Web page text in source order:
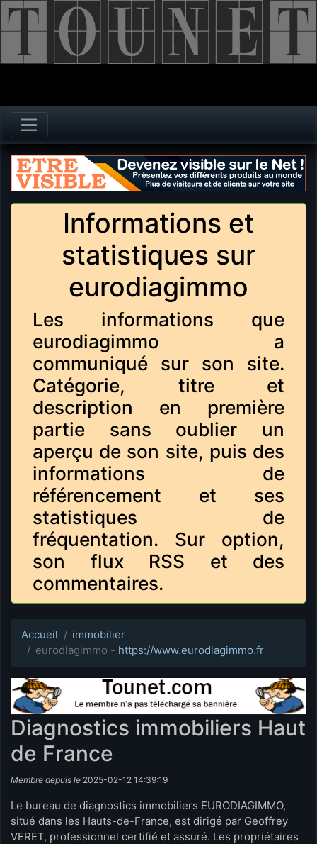
Informations et
statistiques sur
eurodiagimmo
Les informations que
eurodiagimmo a
communiqué sur son site.
Catégorie, titre et
description en première
partie sans oublier un
aperçu de son site, puis des
informations de
référencement et ses
statistiques de
fréquentation. Sur option,
son flux RSS et des
commentaires.
Accueil
immobilier
eurodiagimmo - https://www.eurodiagimmo.fr
Diagnostics immobiliers Haut
de France
Membre depuis le 2025-02-12 14:39:19
Le bureau de diagnostics immobiliers EURODIAGIMMO,
situé dans les Hauts-de-France, est dirigé par Geoffrey
VERET, professionnel certifié et assuré. Les propriétaires